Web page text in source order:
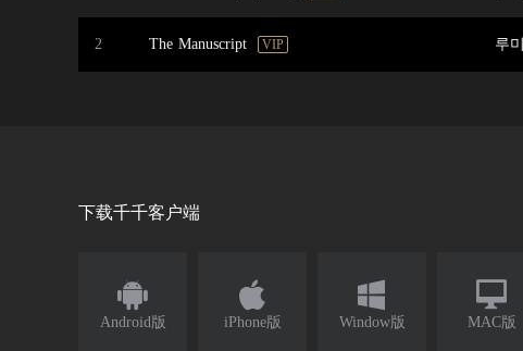
2 The Manuscript VIP 루
下载千千客户端

Android版

iPhone版

Window版

MAC版